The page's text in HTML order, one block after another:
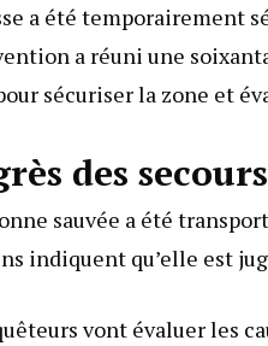
a été temporairement
a réuni une
sécuriser la zone et
des
sauvée a été
indiquent qu’elle est
vont évaluer les